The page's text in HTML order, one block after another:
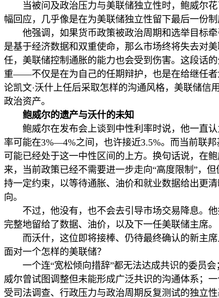
当被问及政治压力与美联储独立性时，鲍威尔花
幅回应，几乎像是在为美联储独立性留下最后一份
他强调，如果货币政策被政治周期和选举目标牵
是基于经济数据和双重使命，那么市场终将失去对
任，美联储控制通胀的能力也会受到伤害。这段话
重——不仅是在为自己的任期辩护，也是在给继任者
论凯文·沃什上任后采取怎样的沟通风格，美联储信
政治资产。
鲍威尔的遗产与沃什的未知
鲍威尔在发布会上谈到中性利率时说，他一直认
率可能在3%—4%之间，也许接近3.5%。而当前联邦
可能已经处于这一中性区间的上方。换句话说，在
来，当前政策已经不需要进一步走向“高度限制”，但
持一定约束，以等待通胀、油价和就业数据给出更
向。
不过，他没有，也不会去引导市场交易降息。他
完整地留给了数据、油价，以及下一任美联储主席。
而沃什，这位即将接棒、仍待最终确认的新主席
面对一个怎样的美联储？
一个连“宽松倾向措辞”都无法达成共识的委员会
威尔曾试图调整但未能形成广泛共识的沟通体系；
受司法调查、行政压力与政治周期反复测试的独立